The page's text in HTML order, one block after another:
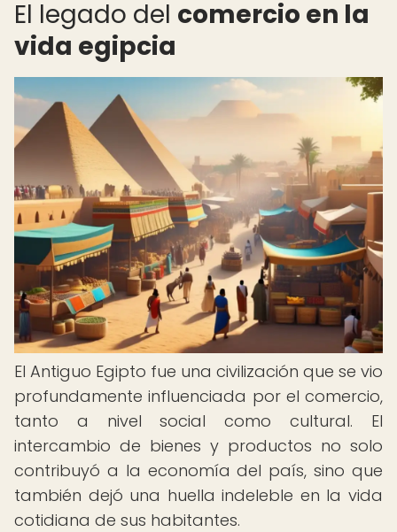
El legado del comercio en la
vida egipcia
El Antiguo Egipto fue una civilización que se vio
profundamente influenciada por el comercio,
tanto a nivel social como cultural. El
intercambio de bienes y productos no solo
contribuyó a la economía del país, sino que
también dejó una huella indeleble en la vida
cotidiana de sus habitantes.